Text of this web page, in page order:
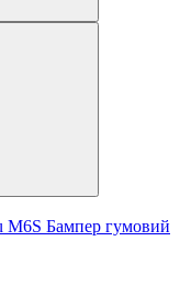
M6S Бампер гумовий